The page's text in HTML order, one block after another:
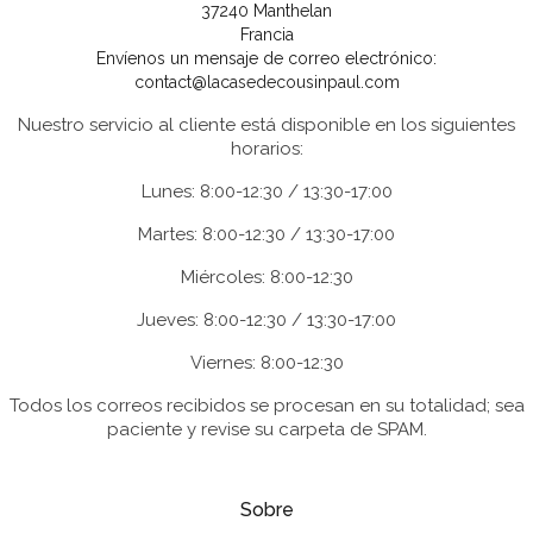
37240 Manthelan
Francia
Envíenos un mensaje de correo electrónico:
contact@lacasedecousinpaul.com
Nuestro servicio al cliente está disponible en los siguientes
horarios:
Lunes: 8:00-12:30 / 13:30-17:00
Martes: 8:00-12:30 / 13:30-17:00
Miércoles: 8:00-12:30
Jueves: 8:00-12:30 / 13:30-17:00
Viernes: 8:00-12:30
Todos los correos recibidos se procesan en su totalidad; sea
paciente y revise su carpeta de SPAM.
Sobre